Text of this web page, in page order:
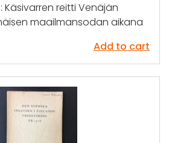
Käsivarren reitti Venäjän
maailmansodan aikana
Add to cart